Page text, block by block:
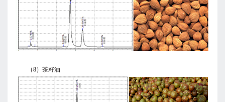
（8）茶籽油